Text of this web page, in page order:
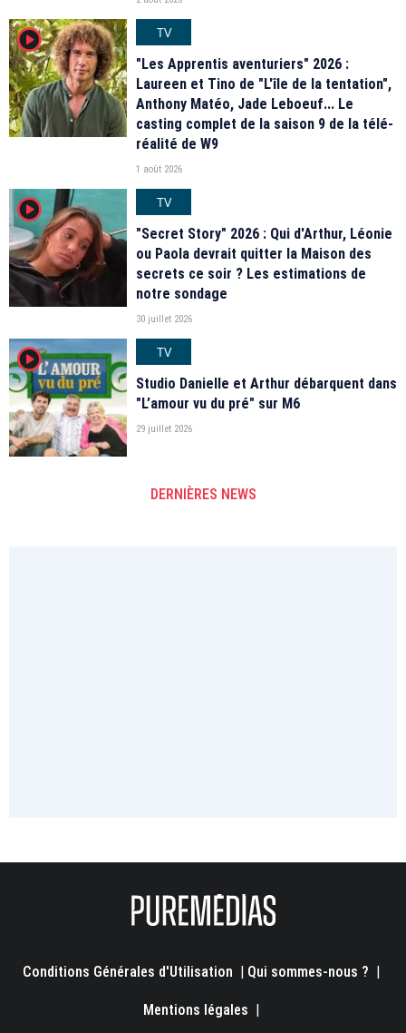
player2
TV
"Les Apprentis aventuriers" 2026 :
Laureen et Tino de "L'île de la tentation",
Anthony Matéo, Jade Leboeuf... Le
casting complet de la saison 9 de la télé-
réalité de W9
1 août 2026
player2
TV
"Secret Story" 2026 : Qui d'Arthur, Léonie
ou Paola devrait quitter la Maison des
secrets ce soir ? Les estimations de
notre sondage
30 juillet 2026
player2
TV
Studio Danielle et Arthur débarquent dans
"L’amour vu du pré" sur M6
29 juillet 2026
DERNIÈRES NEWS
Conditions Générales d'Utilisation Qui sommes-nous ?
Mentions légales